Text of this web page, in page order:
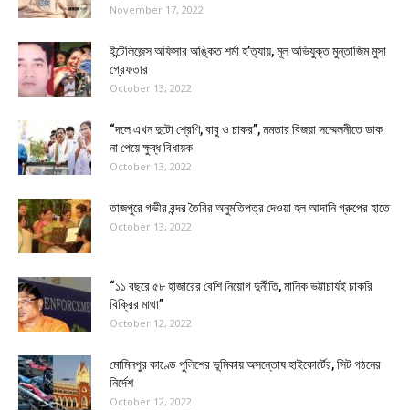
November 17, 2022
ইন্টেলিজেন্স অফিসার অঙ্কিত শর্মা হ’ত্যায়, মূল অভিযুক্ত মুন্তাজিম মুসা
গ্রেফতার
October 13, 2022
“দলে এখন দুটো শ্রেণি, বাবু ও চাকর”, মমতার বিজয়া সম্মেলনীতে ডাক
না পেয়ে ক্ষুব্ধ বিধায়ক
October 13, 2022
তাজপুরে গভীর বন্দর তৈরির অনুমতিপত্র দেওয়া হল আদানি গ্রুপের হাতে
October 13, 2022
“১১ বছরে ৫৮ হাজারের বেশি নিয়োগ দুর্নীতি, মানিক ভট্টাচার্যই চাকরি
বিক্রির মাথা”
October 12, 2022
মোমিনপুর কাণ্ডে পুলিশের ভূমিকায় অসন্তোষ হাইকোর্টের, সিট গঠনের
নির্দেশ
October 12, 2022